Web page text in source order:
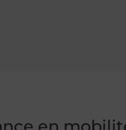
en